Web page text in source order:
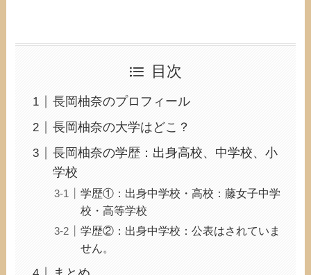
目次
長岡柚奈のプロフィール
長岡柚奈の大学はどこ？
長岡柚奈の学歴：出身高校、中学校、小
学校
学歴①：出身中学校・高校：藤女子中学
校・高等学校
学歴②：出身中学校：公表はされていま
せん。